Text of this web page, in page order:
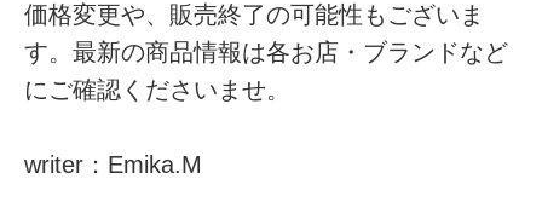
価格変更や、販売終了の可能性もございま
す。最新の商品情報は各お店・ブランドなど
にご確認くださいませ。
writer：Emika.M